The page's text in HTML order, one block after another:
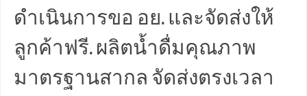
ดำเนินการขอ อย. และจัดส่งให้
ลูกค้าฟรี. ผลิตน้ำดื่มคุณภาพ
มาตรฐานสากล จัดส่งตรงเวลา